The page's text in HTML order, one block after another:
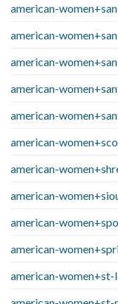
american-
american-
american-
american-
american-
american-
american-
american-
american-
american-
american-women+st-